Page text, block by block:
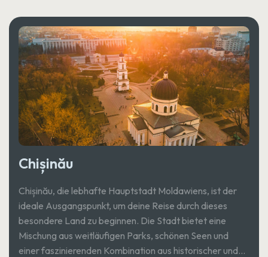
Chișinău
Chișinău, die lebhafte Hauptstadt Moldawiens, ist der
ideale Ausgangspunkt, um deine Reise durch dieses
besondere Land zu beginnen. Die Stadt bietet eine
Mischung aus weitläufigen Parks, schönen Seen und
einer faszinierenden Kombination aus historischer und